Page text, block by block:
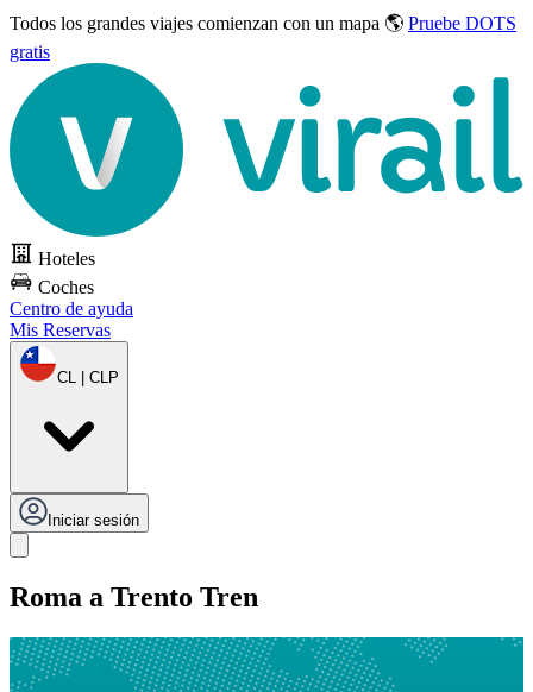
Todos los grandes viajes comienzan con un mapa 🌎 Pruebe DOTS
gratis
Hoteles
Coches
Centro de ayuda
Mis Reservas
CL | CLP
Iniciar sesión
Roma a Trento Tren